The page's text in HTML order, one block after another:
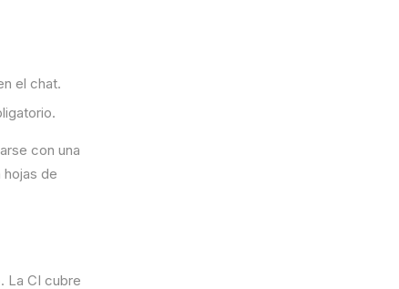
el chat.
con una
de
. La CI cubre